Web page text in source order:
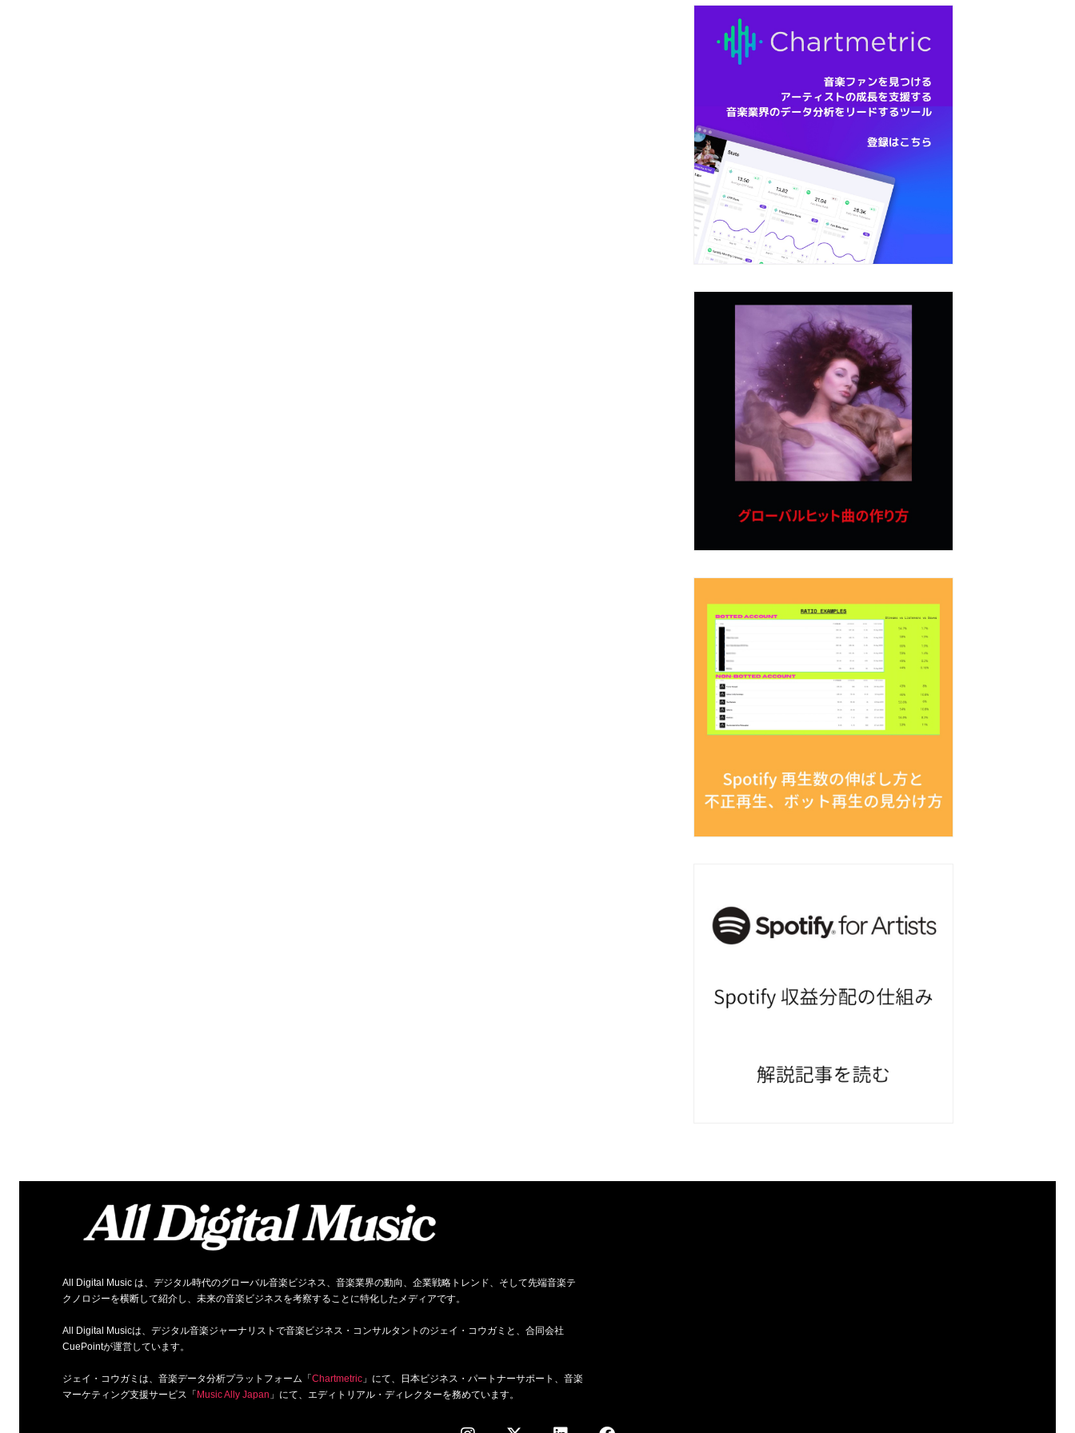
All Digital Music は、デジタル時代のグローバル音楽ビジネス、音楽業界の動向、企業戦略トレンド、そして先端音楽テ
クノロジーを横断して紹介し、未来の音楽ビジネスを考察することに特化したメディアです。
All Digital Musicは、デジタル音楽ジャーナリストで音楽ビジネス・コンサルタントのジェイ・コウガミと、合同会社
CuePointが運営しています。
ジェイ・コウガミは、音楽データ分析プラットフォーム「Chartmetric」にて、日本ビジネス・パートナーサポート、音楽
マーケティング支援サービス「Music Ally Japan 」にて、エディトリアル・ディレクターを務めています。